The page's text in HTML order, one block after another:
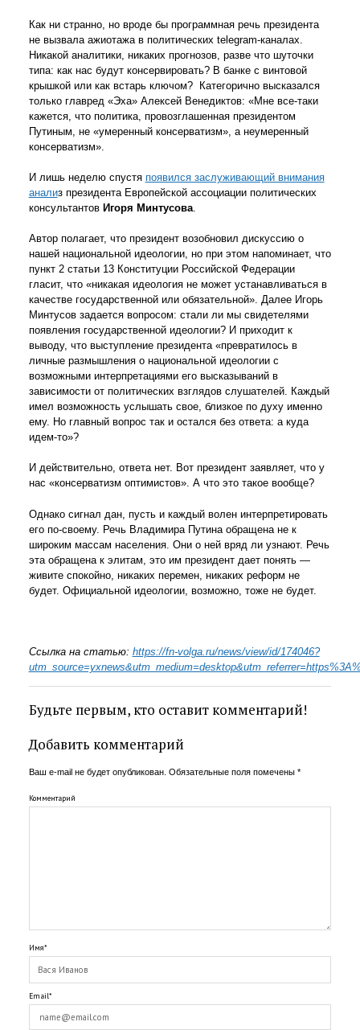
Как ни странно, но вроде бы программная речь президента
не вызвала ажиотажа в политических telegram-каналах.
Никакой аналитики, никаких прогнозов, разве что шуточки
типа: как нас будут консервировать? В банке с винтовой
крышкой или как встарь ключом? Категорично высказался
только главред «Эха» Алексей Венедиктов: «Мне все-таки
кажется, что политика, провозглашенная президентом
Путиным, не «умеренный консерватизм», а неумеренный
консерватизм».
И лишь неделю спустя появился заслуживающий внимания
анализ президента Европейской ассоциации политических
консультантов Игоря Минтусова.
Автор полагает, что президент возобновил дискуссию о
нашей национальной идеологии, но при этом напоминает, что
пункт 2 статьи 13 Конституции Российской Федерации
гласит, что «никакая идеология не может устанавливаться в
качестве государственной или обязательной». Далее Игорь
Минтусов задается вопросом: стали ли мы свидетелями
появления государственной идеологии? И приходит к
выводу, что выступление президента «превратилось в
личные размышления о национальной идеологии с
возможными интерпретациями его высказываний в
зависимости от политических взглядов слушателей. Каждый
имел возможность услышать свое, близкое по духу именно
ему. Но главный вопрос так и остался без ответа: а куда
идем-то»?
И действительно, ответа нет. Вот президент заявляет, что у
нас «консерватизм оптимистов». А что это такое вообще?
Однако сигнал дан, пусть и каждый волен интерпретировать
его по-своему. Речь Владимира Путина обращена не к
широким массам населения. Они о ней вряд ли узнают. Речь
эта обращена к элитам, это им президент дает понять —
живите спокойно, никаких перемен, никаких реформ не
будет. Официальной идеологии, возможно, тоже не будет.
Ссылка на статью: https://fn-volga.ru/news/view/id/174046?
Будьте первым, кто оставит комментарий!
Добавить комментарий
Ваш e-mail не будет опубликован. Обязательные поля помечены *
Комментарий
Имя*
Email*